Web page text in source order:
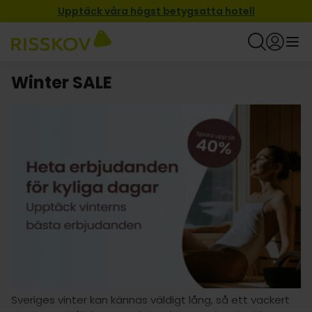
Upptäck våra högst betygsatta hotell
Winter SALE
Sveriges vinter kan kännas väldigt lång, så ett vackert